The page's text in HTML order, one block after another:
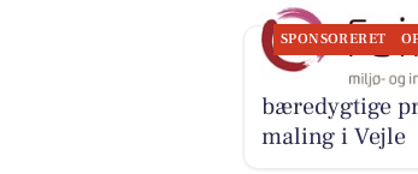
SPONSORERET
Fairpaint ApS
bæredygtige
maling i Vejle